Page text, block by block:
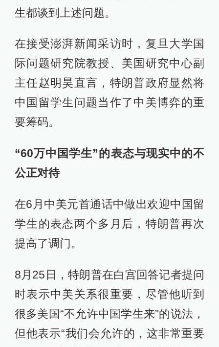
生都谈到上述问题。
在接受澎湃新闻采访时，复旦大学国
际问题研究院教授、美国研究中心副
主任赵明昊直言，特朗普政府显然将
中国留学生问题当作了中美博弈的重
要筹码。
“60万中国学生”的表态与现实中的不
公正对待
在6月中美元首通话中做出欢迎中国留
学生的表态两个多月后，特朗普再次
提高了调门。
8月25日，特朗普在白宫回答记者提问
时表示中美关系很重要，尽管他听到
很多美国“不允许中国学生来”的说法，
但他表示“我们会允许的，这非常重要